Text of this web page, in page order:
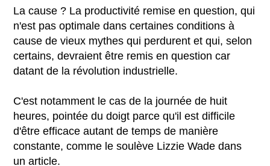
La cause ? La productivité remise en question, qui
n'est pas optimale dans certaines conditions à
cause de vieux mythes qui perdurent et qui, selon
certains, devraient être remis en question car
datant de la révolution industrielle.
C'est notamment le cas de la journée de huit
heures, pointée du doigt parce qu'il est difficile
d'être efficace autant de temps de manière
constante, comme le soulève Lizzie Wade dans
un article.